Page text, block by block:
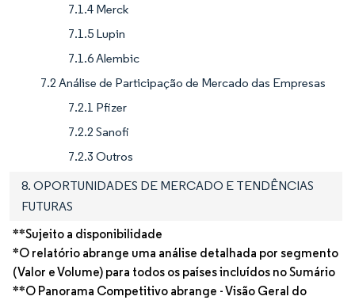
7.1.4 Merck
7.1.5 Lupin
7.1.6 Alembic
7.2 Análise de Participação de Mercado das Empresas
7.2.1 Pfizer
7.2.2 Sanofi
7.2.3 Outros
8. OPORTUNIDADES DE MERCADO E TENDÊNCIAS
FUTURAS
**Sujeito a disponibilidade
*O relatório abrange uma análise detalhada por segmento
(Valor e Volume) para todos os países incluídos no Sumário
**O Panorama Competitivo abrange - Visão Geral do